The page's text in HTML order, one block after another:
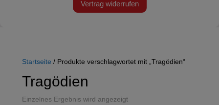
Vertrag widerrufen
Startseite / Produkte verschlagwortet mit „Tragödien“
Tragödien
Einzelnes Ergebnis wird angezeigt